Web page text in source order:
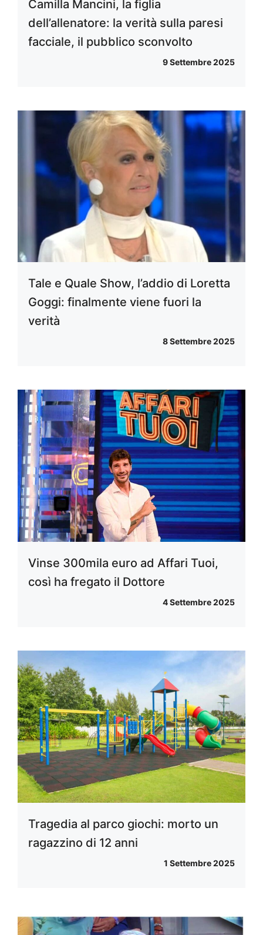
Camilla Mancini, la figlia
dell’allenatore: la verità sulla paresi
facciale, il pubblico sconvolto
9 Settembre 2025
Tale e Quale Show, l’addio di Loretta
Goggi: finalmente viene fuori la
verità
8 Settembre 2025
Vinse 300mila euro ad Affari Tuoi,
così ha fregato il Dottore
4 Settembre 2025
Tragedia al parco giochi: morto un
ragazzino di 12 anni
1 Settembre 2025